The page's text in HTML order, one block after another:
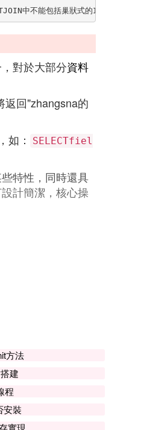
中不能包括巢狀式的INNERJOIN。
對於大部分資料
返回"zhangsna的
如：
SELECTfiel
特性，同時還具
計簡潔，核心操
這些信息對你有
方法
建
程
安裝
實現